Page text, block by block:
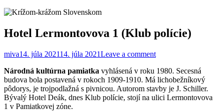
Hotel Lermontovova 1 (Klub polície)
miva14. júla 202114. júla 2021Leave a comment
Národná kultúrna pamiatka vyhlásená v roku 1980. Secesná
budova bola postavená v rokoch 1909-1910. Má lichobežníkový
pôdorys, je trojpodlažná s pivnicou. Autorom stavby je J. Schiller.
Bývalý Hotel Deák, dnes Klub polície, stojí na ulici Lermontovova
1 v Pamiatkovej zóne.